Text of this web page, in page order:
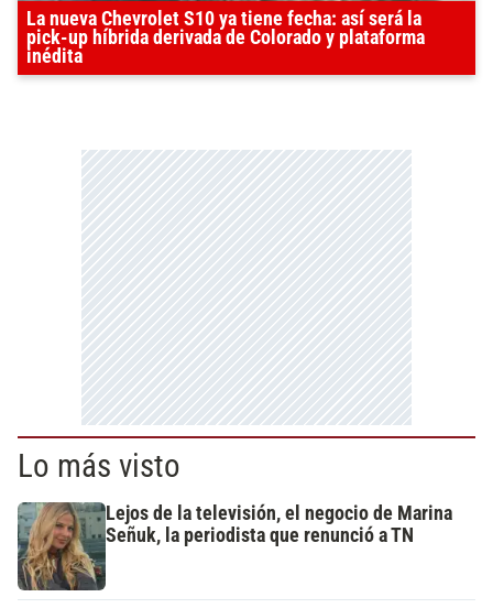
La nueva Chevrolet S10 ya tiene fecha: así será la
pick-up híbrida derivada de Colorado y plataforma
inédita
Lo más visto
Lejos de la televisión, el negocio de Marina
Señuk, la periodista que renunció a TN